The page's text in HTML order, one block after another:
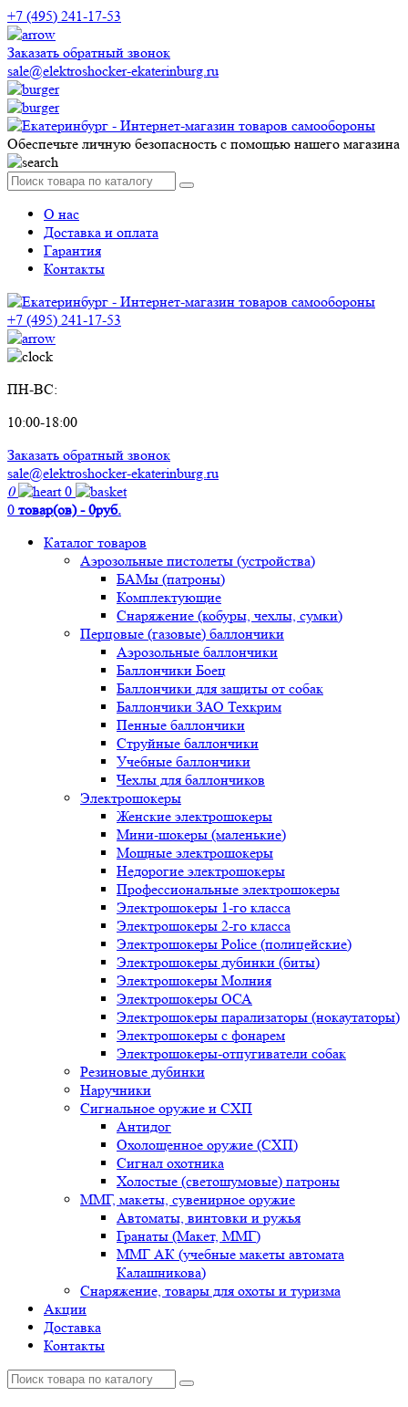
+7 (495) 241-17-53
Заказать обратный звонок
sale@elektroshocker-ekaterinburg.ru
Обеспечьте личную безопасность с помощью нашего магазина
О нас
Доставка и оплата
Гарантия
Контакты
+7 (495) 241-17-53
ПН-ВС:
10:00-18:00
Заказать обратный звонок
sale@elektroshocker-ekaterinburg.ru
0
0
0 товар(ов) - 0руб.
Каталог товаров
Аэрозольные пистолеты (устройства)
БАМы (патроны)
Комплектующие
Снаряжение (кобуры, чехлы, сумки)
Перцовые (газовые) баллончики
Аэрозольные баллончики
Баллончики Боец
Баллончики для защиты от собак
Баллончики ЗАО Техкрим
Пенные баллончики
Струйные баллончики
Учебные баллончики
Чехлы для баллончиков
Электрошокеры
Женские электрошокеры
Мини-шокеры (маленькие)
Мощные электрошокеры
Недорогие электрошокеры
Профессиональные электрошокеры
Электрошокеры 1-го класса
Электрошокеры 2-го класса
Электрошокеры Police (полицейские)
Электрошокеры дубинки (биты)
Электрошокеры Молния
Электрошокеры ОСА
Электрошокеры парализаторы (нокаутаторы)
Электрошокеры с фонарем
Электрошокеры-отпугиватели собак
Резиновые дубинки
Наручники
Сигнальное оружие и СХП
Антидог
Охолощенное оружие (СХП)
Сигнал охотника
Холостые (светошумовые) патроны
ММГ, макеты, сувенирное оружие
Автоматы, винтовки и ружья
Гранаты (Макет, ММГ)
ММГ АК (учебные макеты автомата
Калашникова)
Снаряжение, товары для охоты и туризма
Акции
Доставка
Контакты